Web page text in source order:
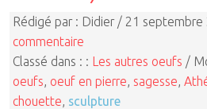
Rédigé par : Didier / 21
commentaire
Classé dans : : Les autres oeufs /
oeufs, oeuf en pierre, sagesse,
chouette, sculpture